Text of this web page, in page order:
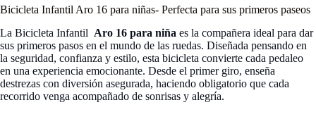
Bicicleta Infantil Aro 16 para niñas- Perfecta para sus primeros paseos
La Bicicleta Infantil Aro 16 para niña es la compañera ideal para dar
sus primeros pasos en el mundo de las ruedas. Diseñada pensando en
la seguridad, confianza y estilo, esta bicicleta convierte cada pedaleo
en una experiencia emocionante. Desde el primer giro, enseña
destrezas con diversión asegurada, haciendo obligatorio que cada
recorrido venga acompañado de sonrisas y alegría.